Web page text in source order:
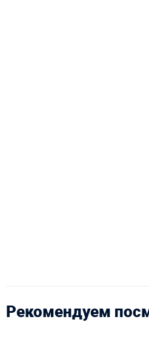
Рекомендуем